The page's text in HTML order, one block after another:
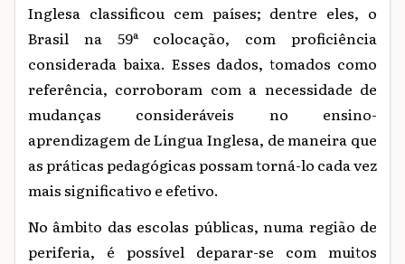
Inglesa classificou cem países; dentre eles, o
Brasil na 59ª colocação, com proficiência
considerada baixa. Esses dados, tomados como
referência, corroboram com a necessidade de
mudanças consideráveis no ensino-
aprendizagem de Língua Inglesa, de maneira que
as práticas pedagógicas possam torná-lo cada vez
mais significativo e efetivo.
No âmbito das escolas públicas, numa região de
periferia, é possível deparar-se com muitos